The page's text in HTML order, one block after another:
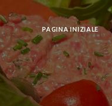
PAGINA INIZIALE